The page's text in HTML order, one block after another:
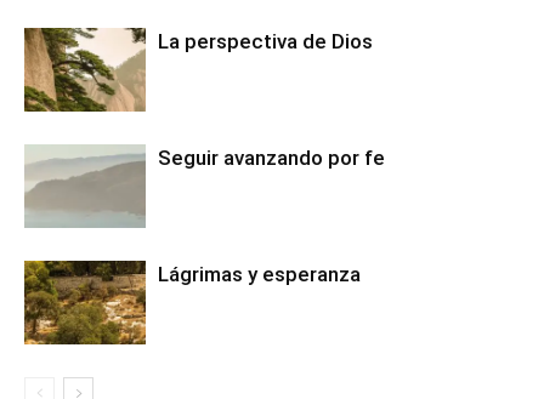
La perspectiva de Dios
Seguir avanzando por fe
Lágrimas y esperanza